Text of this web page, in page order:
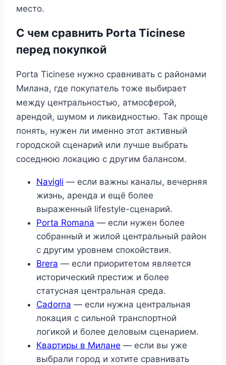
место.
С чем сравнить Porta Ticinese
перед покупкой
Porta Ticinese нужно сравнивать с районами
Милана, где покупатель тоже выбирает
между центральностью, атмосферой,
арендой, шумом и ликвидностью. Так проще
понять, нужен ли именно этот активный
городской сценарий или лучше выбрать
соседнюю локацию с другим балансом.
Navigli — если важны каналы, вечерняя
жизнь, аренда и ещё более
выраженный lifestyle-сценарий.
Porta Romana — если нужен более
собранный и жилой центральный район
с другим уровнем спокойствия.
Brera — если приоритетом является
исторический престиж и более
статусная центральная среда.
Cadorna — если нужна центральная
локация с сильной транспортной
логикой и более деловым сценарием.
Квартиры в Милане — если вы уже
выбрали город и хотите сравнивать